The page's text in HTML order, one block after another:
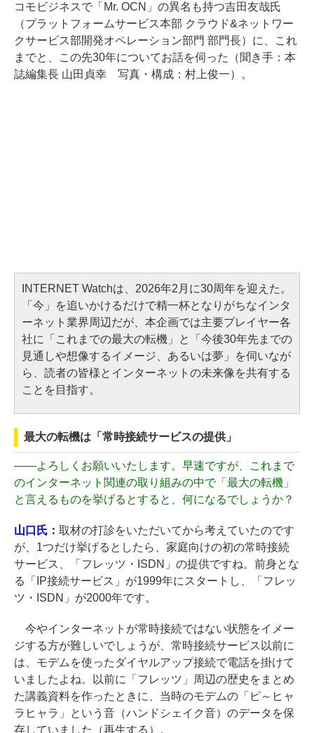
コモビジネスで「Mr. OCN」の異名も持つ吉田友哉氏
（プラットフォームサービス本部 クラウド&ネットワー
クサービス部開発オペレーション部門 部門長）に、これ
までと、この先30年についてお話を伺った（聞き手：本
誌編集長 山田貞幸 写真・構成：村上俊一）。
INTERNET Watchは、2026年2月に30周年を迎えた。
「今」を追いかけるだけで精一杯となりがちなインタ
ーネット業界周辺だが、本企画では主要プレイヤー各
社に「これまでの最大の転機」と「今後30年先までの
見通しや想像するイメージ、あるいは夢」を伺いなが
ら、読者の皆様とインターネットの未来像を共有する
ことを目指す。
最大の転機は「常時接続サービスの提供」
——よろしくお願いいたします。早速ですが、これまで
のインターネット関連の取り組みの中で「最大の転機」
と言えるものを挙げるとすると、何になるでしょうか？
山口氏： 取材の打診をいただいてから考えていたのです
が、1つだけ挙げるとしたら、家庭向けの初の常時接続
サービス、「フレッツ・ISDN」の提供ですね。前身とな
る「IP接続サービス」が1999年にスタートし、「フレッ
ツ・ISDN」が2000年です。
今やインターネットが常時接続ではない状態をイメー
ジする方が難しいでしょうが、常時接続サービス以前に
は、モデムを使ったダイヤルアップ接続で電話を掛けて
いましたよね。以前に「フレッツ」周辺の歴史をまとめ
た講義資料を作ったときに、当時のモデムの「ピ～ヒャ
ラヒャラ」という音（ハンドシェイク音）のデータを保
存していました（再生する）。